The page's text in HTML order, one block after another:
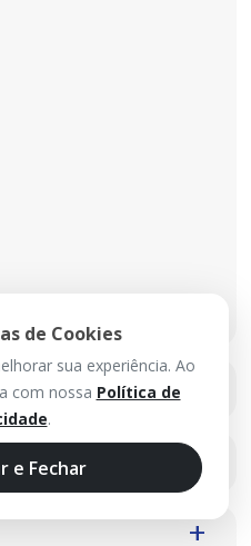
de Cookies
sua experiência. Ao
com nossa Política de
.
e Fechar